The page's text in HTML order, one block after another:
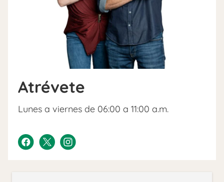
Atrévete
Lunes a viernes de 06:00 a 11:00 a.m.